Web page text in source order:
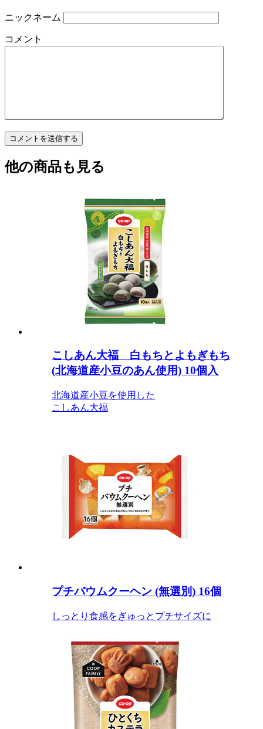
ニックネーム
コメント
他の商品も見る
こしあん大福 白もちとよもぎもち
(北海道産小豆のあん使用) 10個入
北海道産小豆を使用した
こしあん大福
プチバウムクーヘン (無選別) 16個
しっとり食感をぎゅっとプチサイズに